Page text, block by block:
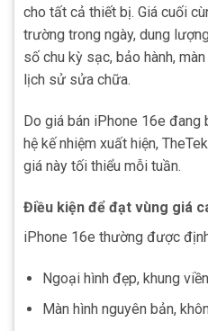
cho tất cả thiết bị. Giá cuối
trường trong ngày, dung
số chu kỳ sạc, bảo hành,
lịch sử sửa chữa.
Do giá bán iPhone 16e đang
hệ kế nhiệm xuất hiện,
giá này tối thiểu mỗi tuần.
Điều kiện để đạt vùng giá
iPhone 16e thường được
Ngoại hình đẹp, khung
Màn hình nguyên bản,